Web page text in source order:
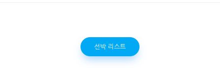
선박 리스트